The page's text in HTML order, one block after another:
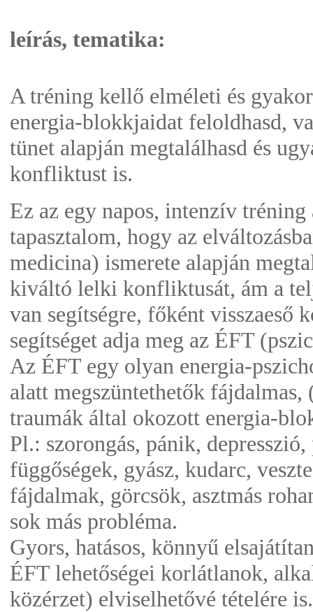
leírás, tematika:
A tréning kellő elméleti és
energia-blokkjaidat feloldhasd,
tünet alapján megtalálhasd és
konfliktust is.
Ez az egy napos, intenzív
tapasztalom, hogy az
medicina) ismerete alapján
kiváltó lelki konfliktusát, ám a
van segítségre, főként visszaeső
segítséget adja meg az ÉFT
Az ÉFT egy olyan energia-
alatt megszüntethetők
traumák által okozott energia-
Pl.: szorongás, pánik,
függőségek, gyász, kudarc,
fájdalmak, görcsök, asztmás
sok más probléma.
Gyors, hatásos, könnyű
ÉFT lehetőségei korlátlanok,
közérzet) elviselhetővé tételére